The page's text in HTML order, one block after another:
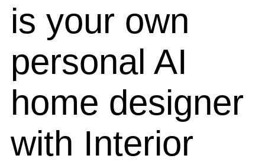
is your own
personal AI
home designer
with Interior